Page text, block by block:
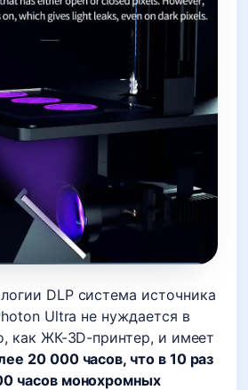
DLP система источника
Ultra не нуждается в
как ЖК-3D-принтер, и имеет
20 000 часов, что в 10 раз
часов монохромных